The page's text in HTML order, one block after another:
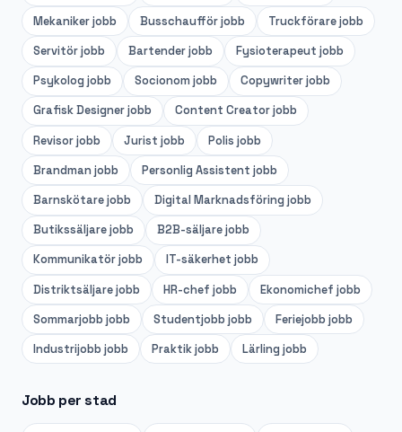
Mekanikerjobb Busschaufförjobb Truckförarejobb
Servitörjobb Bartenderjobb Fysioterapeut jobb
Psykolog jobb Socionom jobb Copywriterjobb
Grafisk Designerjobb Content Creatorjobb
Revisorjobb Jurist jobb Polis jobb
Brandman jobb Personlig Assistent jobb
Barnskötarejobb Digital Marknadsföring jobb
Butikssäljarejobb B2B-säljarejobb
Kommunikatörjobb IT-säkerhet jobb
Distriktsäljarejobb HR-chef jobb Ekonomichef jobb
Sommarjobb jobb Studentjobb jobb Feriejobb jobb
Industrijobb jobb Praktikjobb Lärling jobb
Jobb per stad